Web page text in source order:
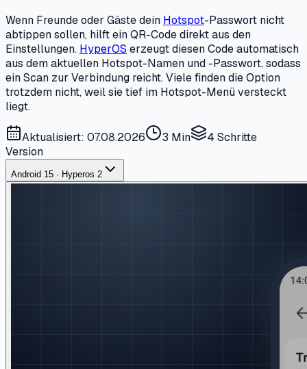
Wenn Freunde oder Gäste dein Hotspot-Passwort nicht
abtippen sollen, hilft ein QR-Code direkt aus den
Einstellungen. HyperOS erzeugt diesen Code automatisch
aus dem aktuellen Hotspot-Namen und -Passwort, sodass
ein Scan zur Verbindung reicht. Viele finden die Option
trotzdem nicht, weil sie tief im Hotspot-Menü versteckt
liegt.
Aktualisiert: 07.08.2026 3 Min 4 Schritte
Version
Android 15 · Hyperos 2